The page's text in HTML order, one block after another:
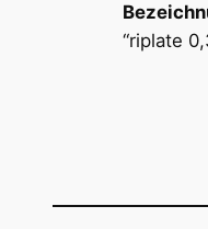
“riplate